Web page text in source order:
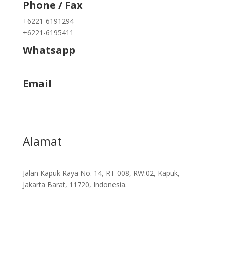
Phone / Fax
+6221-6191294
+6221-6195411
Whatsapp
Email
Alamat
Jalan Kapuk Raya No. 14, RT 008, RW:02, Kapuk,
Jakarta Barat, 11720, Indonesia.